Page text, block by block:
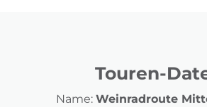
Touren-
Name: Weinradroute